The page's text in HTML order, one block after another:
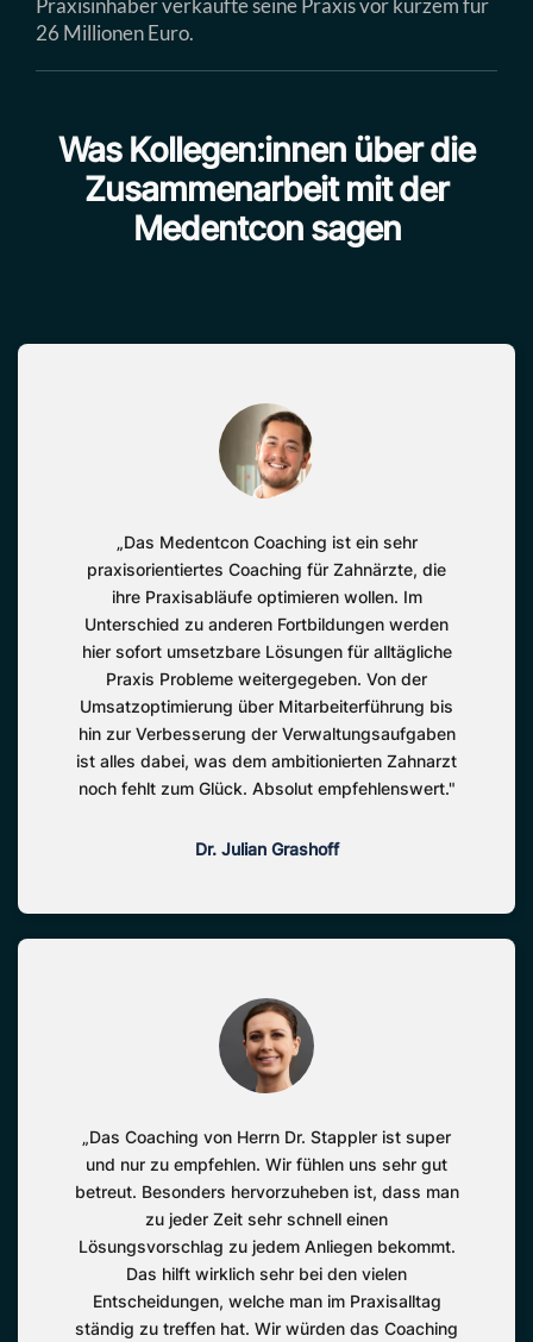
26 Millionen Euro.
Was Kollegen:innen über die
Zusammenarbeit mit der
Medentcon sagen
„Das Medentcon Coaching ist ein sehr
praxisorientiertes Coaching für Zahnärzte, die
ihre Praxisabläufe optimieren wollen. Im
Unterschied zu anderen Fortbildungen werden
hier sofort umsetzbare Lösungen für alltägliche
Praxis Probleme weitergegeben. Von der
Umsatzoptimierung über Mitarbeiterführung bis
hin zur Verbesserung der Verwaltungsaufgaben
ist alles dabei, was dem ambitionierten Zahnarzt
noch fehlt zum Glück. Absolut empfehlenswert."
Dr. Julian Grashoff
„Das Coaching von Herrn Dr. Stappler ist super
und nur zu empfehlen. Wir fühlen uns sehr gut
betreut. Besonders hervorzuheben ist, dass man
zu jeder Zeit sehr schnell einen
Lösungsvorschlag zu jedem Anliegen bekommt.
Das hilft wirklich sehr bei den vielen
Entscheidungen, welche man im Praxisalltag
ständig zu treffen hat. Wir würden das Coaching